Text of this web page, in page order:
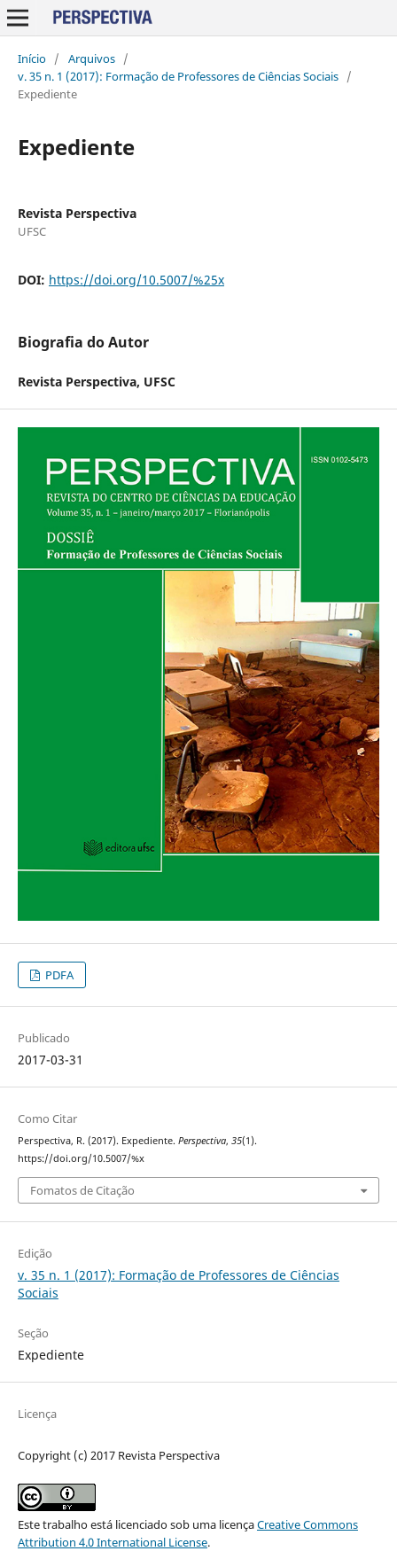
Início / Arquivos /
v. 35 n. 1 (2017): Formação de Professores de Ciências Sociais /
Expediente
Expediente
Revista Perspectiva
UFSC
DOI: https://doi.org/10.5007/%25x
Biografia do Autor
Revista Perspectiva, UFSC
PDFA
Publicado
2017-03-31
Como Citar
Perspectiva, R. (2017). Expediente. Perspectiva, 35(1).
https://doi.org/10.5007/%x
Fomatos de Citação
Edição
v. 35 n. 1 (2017): Formação de Professores de Ciências
Sociais
Seção
Expediente
Licença
Copyright (c) 2017 Revista Perspectiva
Este trabalho está licenciado sob uma licençaCreative Commons
Attribution 4.0 International License.